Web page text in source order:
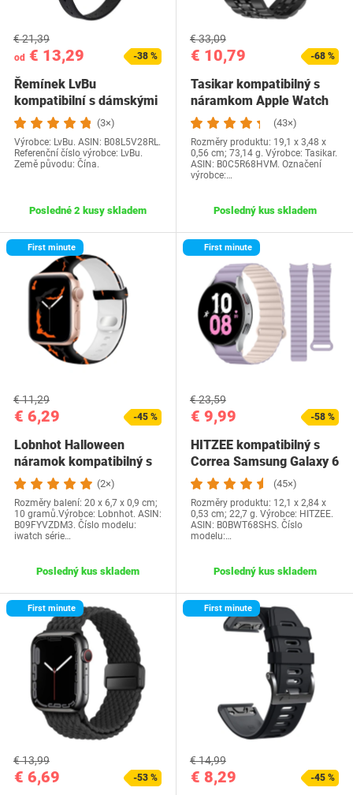
od € 13,29
€ 21,39
-38 %
Řemínek LvBu
kompatibilní s dámskými
hodinkami Fossil GEN…
(3×)
Výrobce: LvBu. ASIN: B08L5V28RL.
Referenční číslo výrobce: LvBu.
Země původu: Čína.
Posledné 2 kusy skladem
€ 10,79
€ 33,09
-68 %
Tasikar kompatibilný s
náramkom Apple Watch
Ultra 49 mm,…
(43×)
Rozměry produktu: 19,1 x 3,48 x
0,56 cm; 73,14 g. Výrobce: Tasikar.
ASIN: B0C5R68HVM. Označení
výrobce:…
Posledný kus skladem
First minute
€ 6,29
€ 11,29
-45 %
Lobnhot Halloween
náramok kompatibilný s
Apple Watch Ultral…
(2×)
Rozměry balení: 20 x 6,7 x 0,9 cm;
10 gramů.Výrobce: Lobnhot. ASIN:
B09FYVZDM3. Číslo modelu:
iwatch série…
Posledný kus skladem
First minute
€ 9,99
€ 23,59
-58 %
HITZEE kompatibilný s
Correa Samsung Galaxy 6
40mm…
(45×)
Rozměry produktu: 12,1 x 2,84 x
0,53 cm; 22,7 g. Výrobce: HITZEE.
ASIN: B0BWT68SHS. Číslo
modelu:…
Posledný kus skladem
First minute
€ 6,69
€ 13,99
-53 %
First minute
€ 8,29
€ 14,99
-45 %